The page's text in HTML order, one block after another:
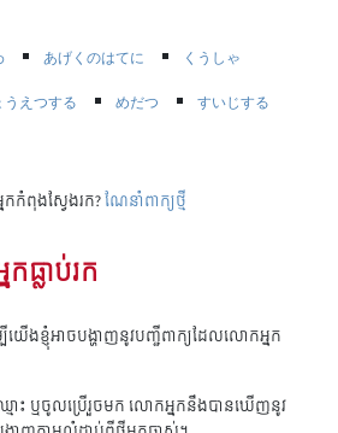
あげくのはてに
くうしゃ
うえつする めだつ
すいじする
កំពុងស្វែងរក?ណែនាំពាក្យថ្មី
ធ្លាប់រក
ើងខ្ញុំអាចបង្ហាញនូវបញ្ជីពាក្យដែលលោកអ្នក
ះ ឬចូលប្រើរួចមក លោកអ្នកនឹងបានឃើញនូវ